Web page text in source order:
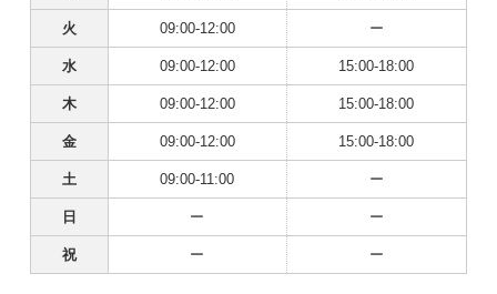
火 09:00-12:00 ー
水 09:00-12:00 15:00-18:00
木 09:00-12:00 15:00-18:00
金 09:00-12:00 15:00-18:00
土 09:00-11:00 ー
日 ー ー
祝 ー ー